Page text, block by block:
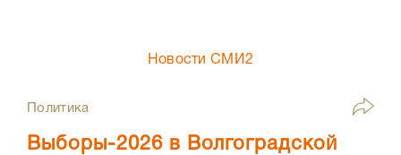
Новости СМИ2
Политика
Выборы-2026 в Волгоградской